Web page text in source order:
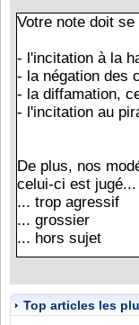
Top articles les